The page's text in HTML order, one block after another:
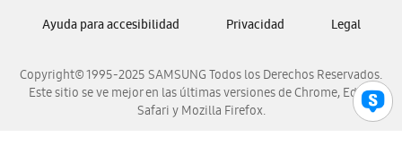
Samsung Venezuela
Copyright© 1995-2025 SAMSUNG Todos los Derechos Reservados.
Este sitio se ve mejor en las últimas versiones de Chrome, Edge,
Safari y Mozilla Firefox.
Ayuda para accesibilidad Privacidad Legal